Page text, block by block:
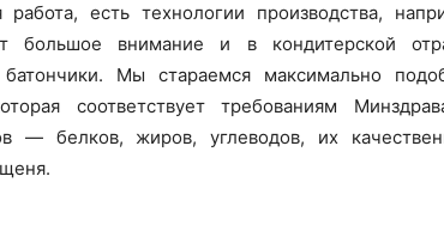
есть технологии производства,
большое внимание и в кондитерской
Мы стараемся максимально
соответствует требованиям
— белков, жиров, углеводов, их